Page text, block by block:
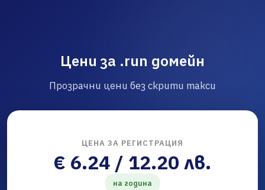
Цени за .run домейн
Прозрачни цени без скрити такси
ЦЕНА ЗА РЕГИСТРАЦИЯ
€ 6.24 / 12.20 лв.
на година